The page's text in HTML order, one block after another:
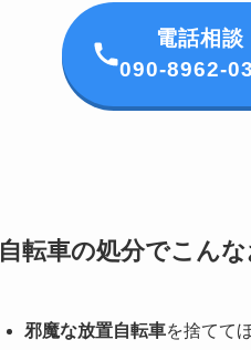
電話相談
090-8962-
自転車の処分でこん
邪魔な放置自転車を捨てて